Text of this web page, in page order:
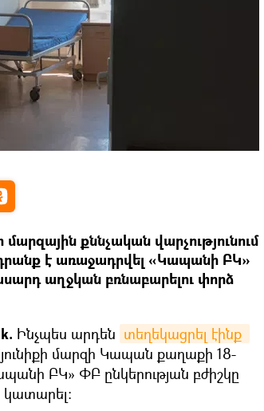
քննչական վարչությունում
է առաջադրվել «Կապանի ԲԿ»
աղջկան բռնաբարելու փորձ
Ինչպես արդեն
մարզի Կապան քաղաքի 18-
ԲԿ» ՓԲ ընկերության բժիշկը
կատարել։